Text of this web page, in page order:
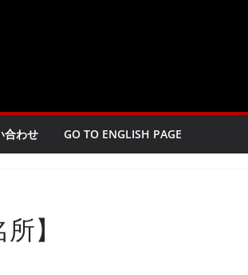
合わせ GO TO ENGLISH PAGE
】